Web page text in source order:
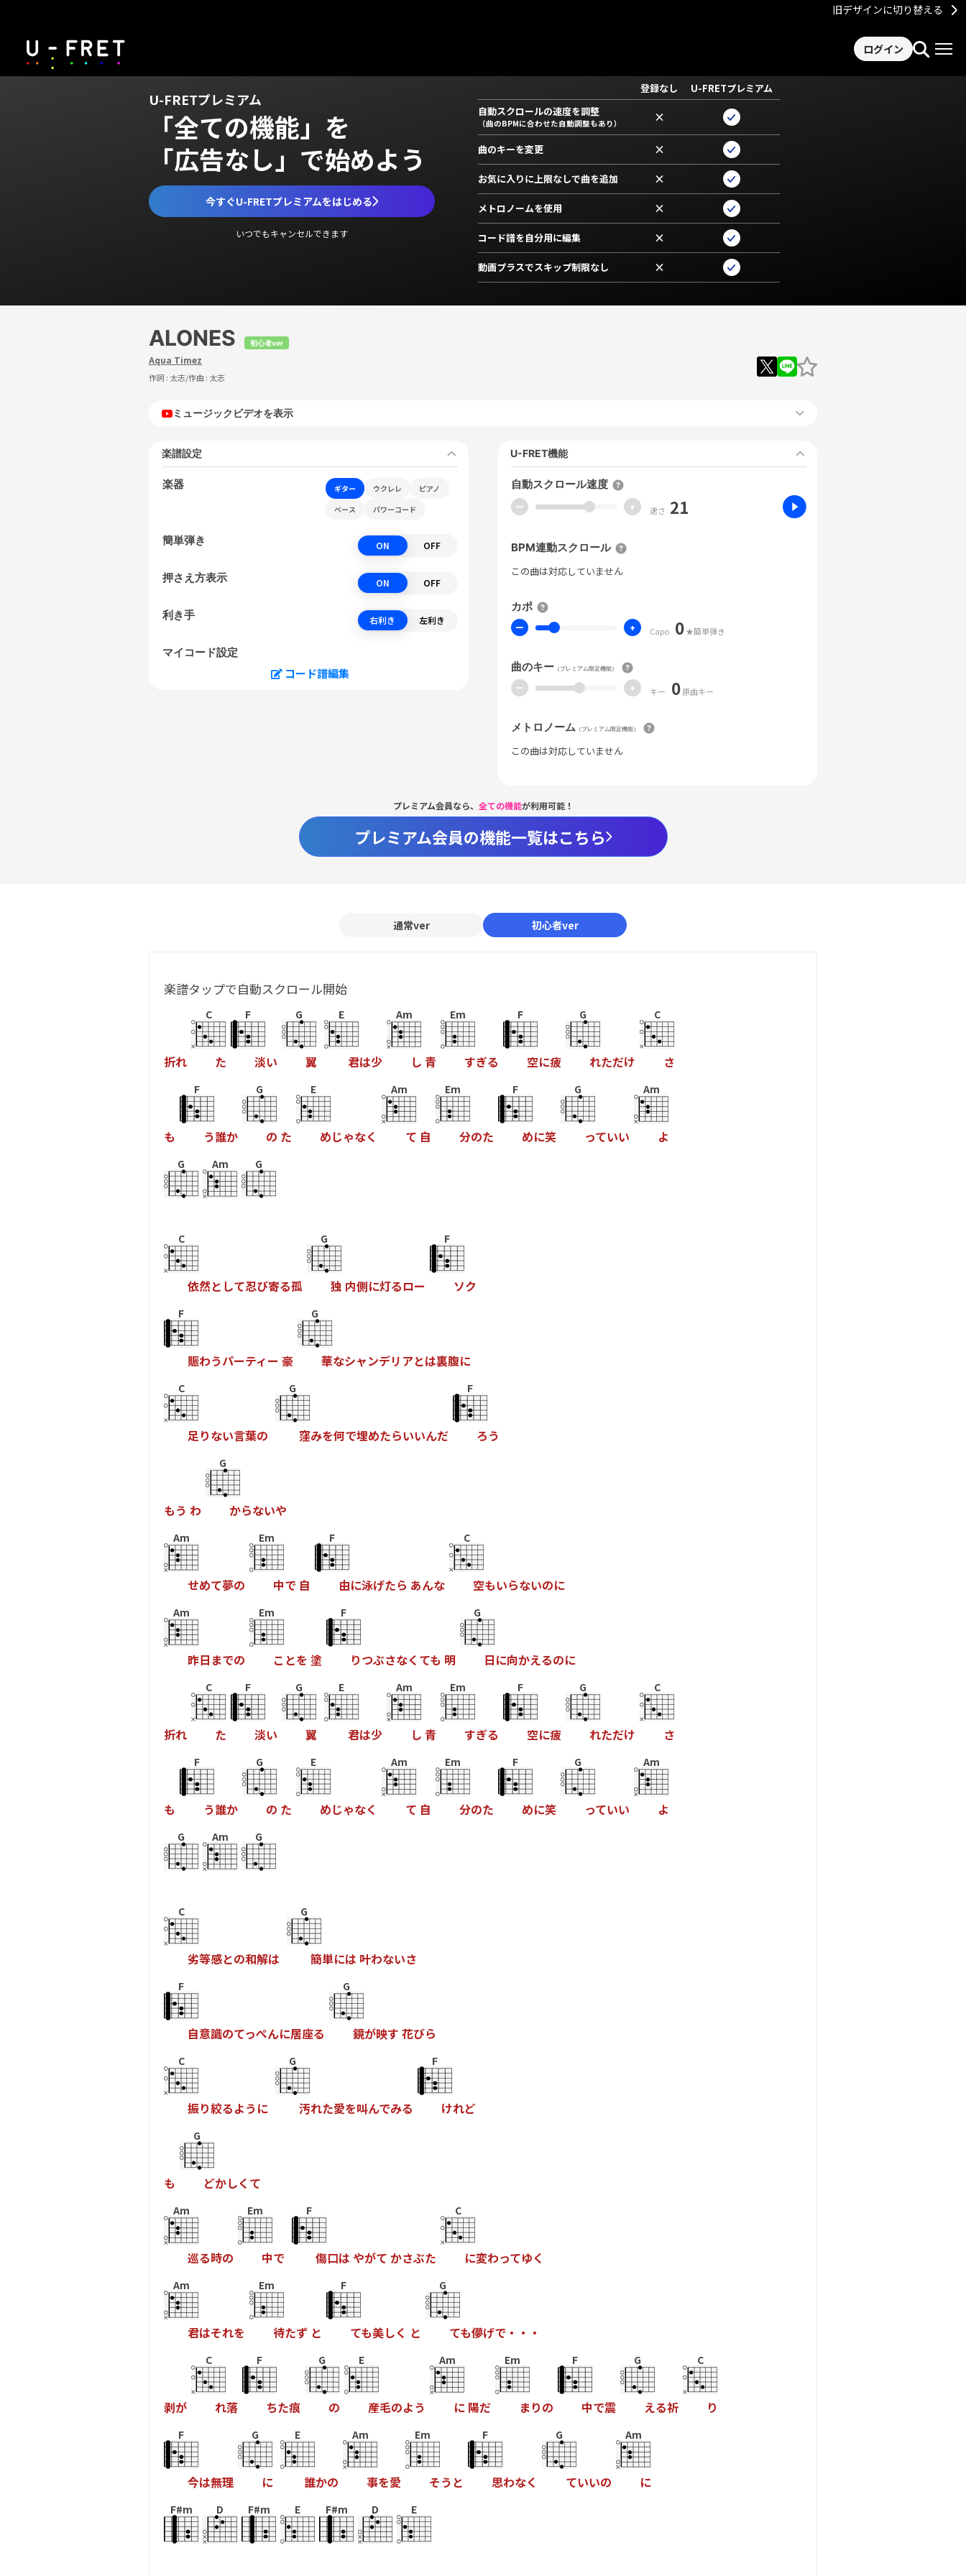
旧デザインに切り替える
ログイン
U-FRETプレミアム
「全ての機能」を
「広告なし」で始めよう
今すぐU-FRETプレミアムをはじめる
いつでもキャンセルできます
登録なし
U-FRETプレミアム
自動スクロールの速度を調整
（曲のBPMに合わせた自動調整もあり） ×
曲のキーを変更 ×
お気に入りに上限なしで曲を追加 ×
メトロノームを使用 ×
コード譜を自分用に編集 ×
動画プラスでスキップ制限なし ×
ALONES 初心者ver
Aqua Timez
作詞 : 太志/作曲 : 太志
ミュージックビデオを表示
楽譜設定
楽器 ギター ウクレレ
ピアノ
ベース
パワーコード
簡単弾き ON OFF
押さえ方表示 ON OFF
利き手 右利き 左利き
マイコード設定
コード譜編集
U-FRET機能
自動スクロール速度
ー + 速さ 21
BPM連動スクロール
この曲は対応していません
カポ
ー + Capo 0★簡単弾き
曲のキー （プレミアム限定機能）
ー + キー 0原曲キー
メトロノーム （プレミアム限定機能）
この曲は対応していません
プレミアム会員なら、 全ての機能が利用可能！
プレミアム会員の機能一覧はこちら
通常ver 初心者ver
楽譜タップで自動スクロール開始
折れ
C
た
F
淡い
G
翼
E
君は少
Am
し 青
Em
すぎる
F
空に疲
G
れただけ
C
さ
も
F
う誰か
G
の た
E
めじゃなく
Am
て 自
Em
分のた
F
めに笑
G
っていい
Am
よ
G Am G
C
依然と して忍び寄る孤
G
独 内側に灯るロー
F
ソク
F
賑わうパーティー 豪
G
華なシャンデリ アとは裏腹に
C
足りない言葉の
G
窪みを何で埋めたらいいんだ
F
ろう
もう わ
G
からないや
Am
せめて夢の
Em
中で 自
F
由に泳げたら あんな
C
空もいらないのに
Am
昨日 までの
Em
こ とを 塗
F
りつぶさなく ても 明
G
日に向かえるのに
折れ
C
た
F
淡い
G
翼
E
君は少
Am
し 青
Em
すぎる
F
空に疲
G
れただけ
C
さ
も
F
う誰か
G
の た
E
めじゃなく
Am
て 自
Em
分のた
F
めに笑
G
っていい
Am
よ
G Am G
C
劣等感との和解は
G
簡単には 叶わないさ
F
自意識のてっぺんに居座る
G
鏡が映す 花びら
C
振り絞るよう に
G
汚れた愛を叫んでみる
F
けれど
も
G
どかしく て
Am
巡る時の
Em
中で
F
傷口は やがて かさぶた
C
に変わってゆく
Am
君はそれを
Em
待たず と
F
ても美しく と
G
ても儚げで ・ ・ ・
剥が
C
れ落
F
ちた痕
G
の
E
産毛のよう
Am
に 陽だ
Em
まりの
F
中で震
G
える祈
C
り
F
今は無理
G
に
E
誰かの
Am
事を愛
Em
そう と
F
思わなく
G
ていいの
Am
に
F#m D F#m E F#m D E